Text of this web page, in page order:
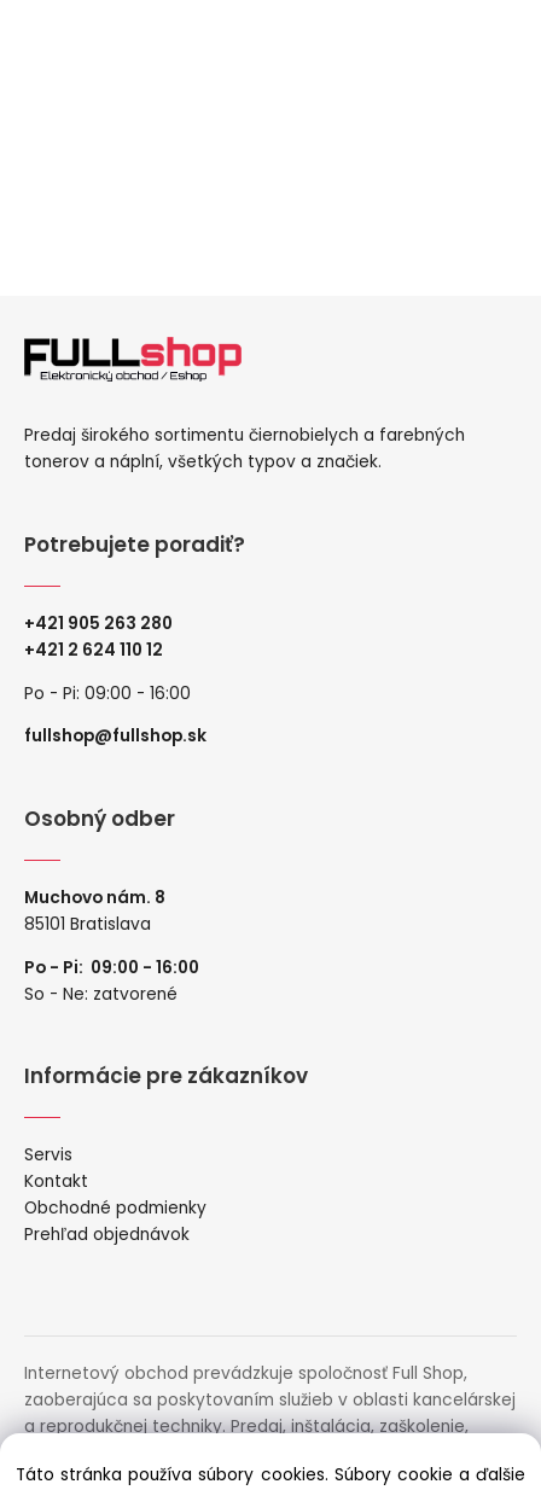
Predaj širokého sortimentu čiernobielych a farebných
tonerov a náplní, všetkých typov a značiek.
Potrebujete poradiť?
+421 905 263 280
+421 2 624 110 12
Po - Pi: 09:00 - 16:00
fullshop@fullshop.sk
Osobný odber
Muchovo nám. 8
85101 Bratislava
Po - Pi: 09:00 - 16:00
So - Ne: zatvorené
Informácie pre zákazníkov
Servis
Kontakt
Obchodné podmienky
Prehľad objednávok
Internetový obchod prevádzkuje spoločnosť Full Shop,
zaoberajúca sa poskytovaním služieb v oblasti kancelárskej
a reprodukčnej techniky. Predaj, inštalácia, zaškolenie,
zariadení.
Táto stránka používa súbory cookies. Súbory cookie a ďalšie